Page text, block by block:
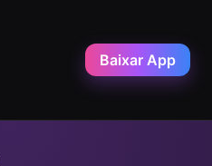
Baixar App